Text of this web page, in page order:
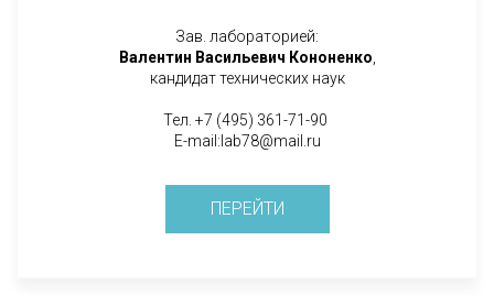
Зав. лабораторией:
Валентин Васильевич Кононенко
кандидат технических наук
Тел. +7 (495) 361-71-90
E-mail:lab78@mail.ru
ПЕРЕЙТИ